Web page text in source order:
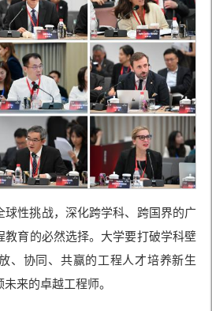
球性挑战，深化跨学科、跨国界的广
教育的必然选择。大学要打破学科壁
、协同、共赢的工程人才培养新生
来的卓越工程师。